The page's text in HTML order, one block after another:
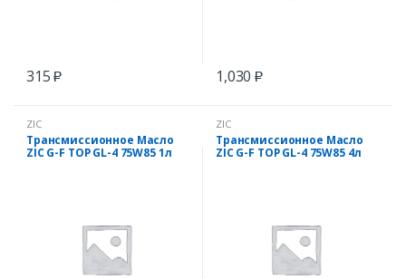
315₽ 1,030₽
ZIC
Трансмиссионное Масло
ZIC G-F TOP GL-4 75W85 1л
ZIC
Трансмиссионное Масло
ZIC G-F TOP GL-4 75W85 4л